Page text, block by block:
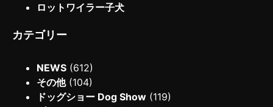
ロットワイラー子犬
カテゴリー
NEWS (612)
その他(104)
ドッグショー Dog Show (119)